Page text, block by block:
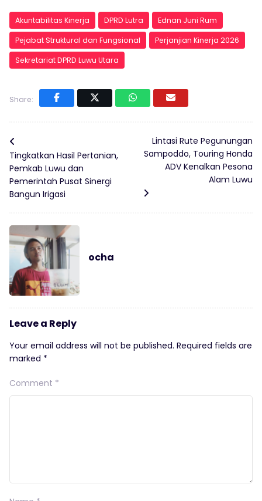
Akuntabilitas Kinerja DPRD Lutra
Ednan Juni Rum
Pejabat Struktural dan Fungsional
Perjanjian Kinerja 2026
Sekretariat DPRD Luwu Utara
Share:
Tingkatkan Hasil Pertanian,
Pemkab Luwu dan
Pemerintah Pusat Sinergi
Bangun Irigasi
Lintasi Rute Pegunungan
Sampoddo, Touring Honda
ADV Kenalkan Pesona
Alam Luwu
ocha
Leave a Reply
Your email address will not be published. Required fields are
marked *
Comment *